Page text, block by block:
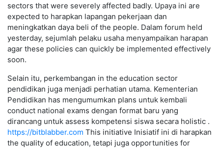
sectors that were severely affected badly. Upaya ini are
expected to harapkan lapangan pekerjaan dan
meningkatkan daya beli of the people. Dalam forum held
yesterday, sejumlah pelaku usaha menyampaikan harapan
agar these policies can quickly be implemented effectively
soon.
Selain itu, perkembangan in the education sector
pendidikan juga menjadi perhatian utama. Kementerian
Pendidikan has mengumumkan plans untuk kembali
conduct national exams dengan format baru yang
dirancang untuk assess kompetensi siswa secara holistic .
https://bitblabber.com This initiative Inisiatif ini di harapkan
the quality of education, tetapi juga opportunities for